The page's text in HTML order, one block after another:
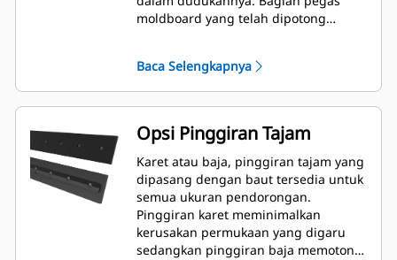
moldboard yang telah dipotong
terlihat sehingga meminimalkan risiko
kerusakan pada Snow Push dan alat
berat. Pilihan pinggiran tajam tanpa
karet trip tersedia dalam ukuran 2,6 m
(8 ft), 3,2 m (10 ft), dan 3,8 m (12 ft)
yang sesuai dengan semua model
yang memanfaatkan Skid Steer
Coupler.
Baca Selengkapnya
Opsi Pinggiran Tajam
Karet atau baja, pinggiran tajam yang
dipasang dengan baut tersedia untuk
semua ukuran pendorongan.
Pinggiran karet meminimalkan
kerusakan permukaan yang digaru
sedangkan pinggiran baja memotong